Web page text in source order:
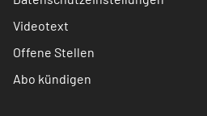
Videotext
Offene Stellen
Abo kündigen